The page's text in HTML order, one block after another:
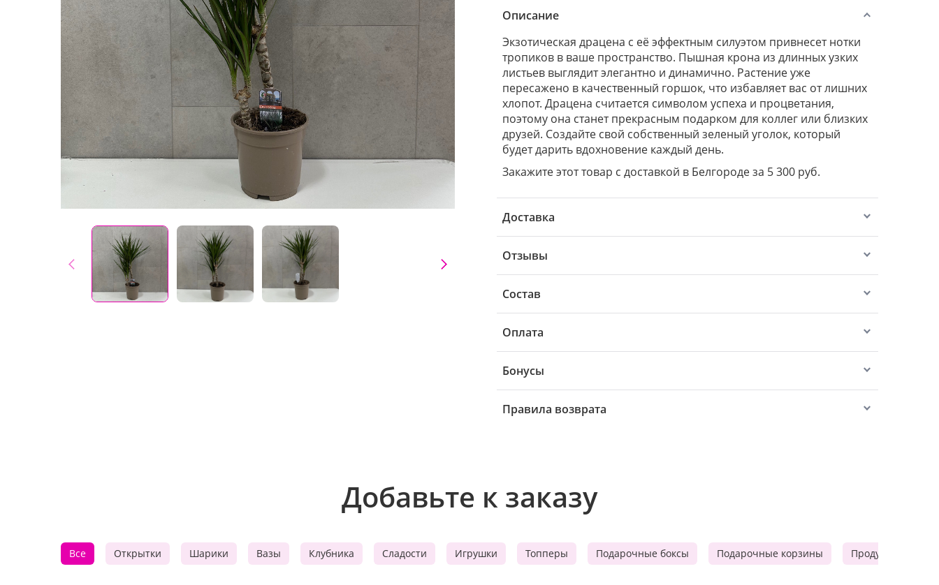
Описание
Экзотическая драцена с её эффектным силуэтом привнесет нотки
тропиков в ваше пространство. Пышная крона из длинных узких
листьев выглядит элегантно и динамично. Растение уже
пересажено в качественный горшок, что избавляет вас от лишних
хлопот. Драцена считается символом успеха и процветания,
поэтому она станет прекрасным подарком для коллег или близких
друзей. Создайте свой собственный зеленый уголок, который
будет дарить вдохновение каждый день.
Закажите этот товар с доставкой в Белгороде за 5 300 руб.
Доставка
Отзывы
Состав
Оплата
Бонусы
Правила возврата
Добавьте к заказу
Все Открытки Шарики Вазы Клубника Сладости Игрушки Топперы Подарочные боксы Подарочные корзины Продуктовые